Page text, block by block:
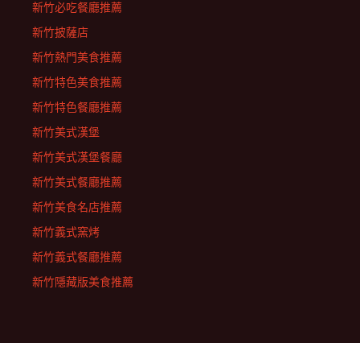
新竹必吃餐廳推薦
新竹披薩店
新竹熱門美食推薦
新竹特色美食推薦
新竹特色餐廳推薦
新竹美式漢堡
新竹美式漢堡餐廳
新竹美式餐廳推薦
新竹美食名店推薦
新竹義式窯烤
新竹義式餐廳推薦
新竹隱藏版美食推薦